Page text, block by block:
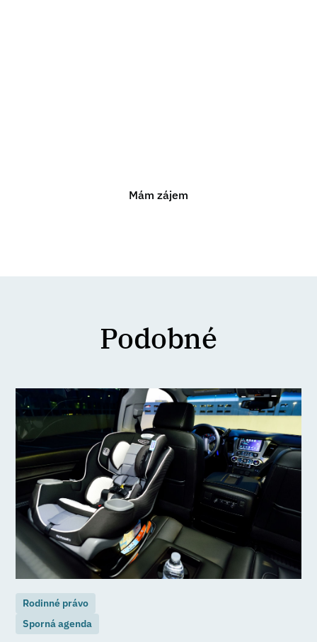
Mám zájem
Podobné
Rodinné právo
Sporná agenda